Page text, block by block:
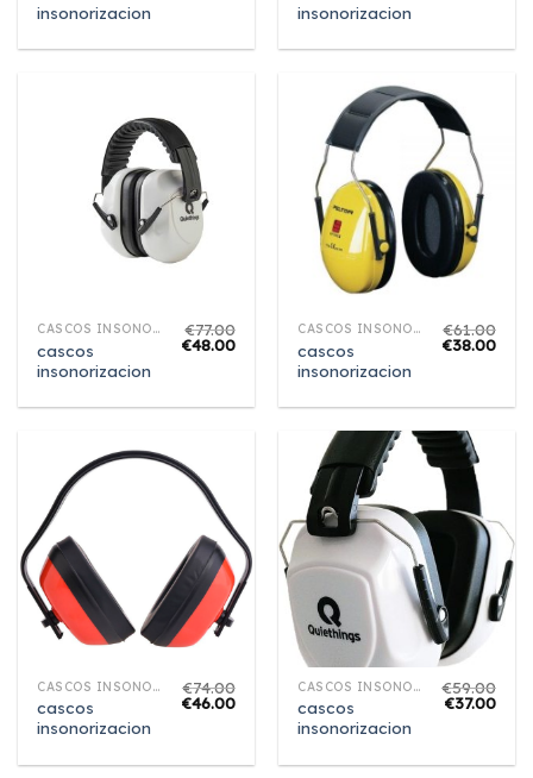
insonorizacion
insonorizacion
CASCOS INSONORIZACION
cascos
insonorizacion
€77.00
€48.00
CASCOS INSONORIZACION
cascos
insonorizacion
€61.00
€38.00
CASCOS INSONORIZACION
cascos
insonorizacion
€74.00
€46.00
CASCOS INSONORIZACION
cascos
insonorizacion
€59.00
€37.00